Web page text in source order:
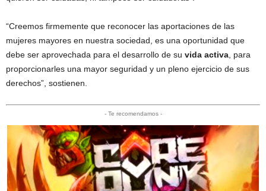
“Creemos firmemente que reconocer las aportaciones de las
mujeres mayores en nuestra sociedad, es una oportunidad que
debe ser aprovechada para el desarrollo de su vida activa , para
proporcionarles una mayor seguridad y un pleno ejercicio de sus
derechos”, sostienen.
- Te recomendamos -